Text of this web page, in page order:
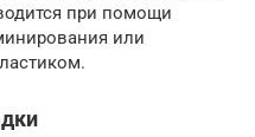
при помощи
или